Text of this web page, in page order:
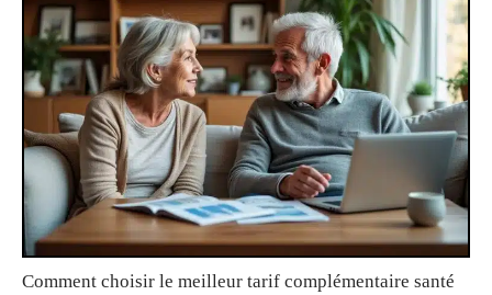
Comment choisir le meilleur tarif complémentaire santé